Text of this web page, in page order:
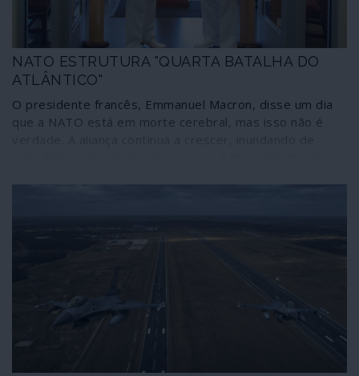
NATO ESTRUTURA "QUARTA BATALHA DO
ATLÂNTICO"
O presidente francês, Emmanuel Macron, disse um dia
que a NATO está em morte cerebral, mas isso não é
Ocidental. E será que os Parlamentos dos países
que os subordina à cadeia de comando do Pentágono?
Desta maneira se vai construindo a “paz mundial” de que
tanto falam os discursos dos dirigentes da globalização.